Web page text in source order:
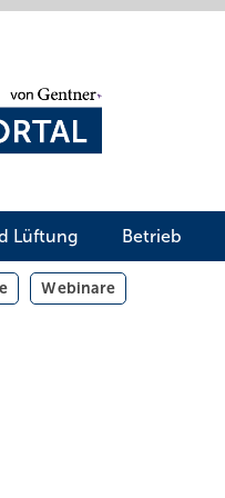
Lüftung Betrieb
Webinare